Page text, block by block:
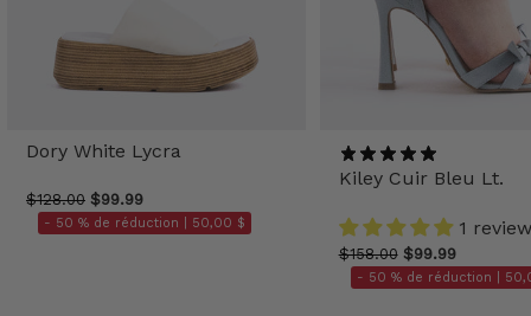
Dory White Lycra
$128.00 $99.99
- 50 % de réduction | 50,00 $
Kiley Cuir Bleu Lt.
1 review
$158.00 $99.99
- 50 % de réduction |